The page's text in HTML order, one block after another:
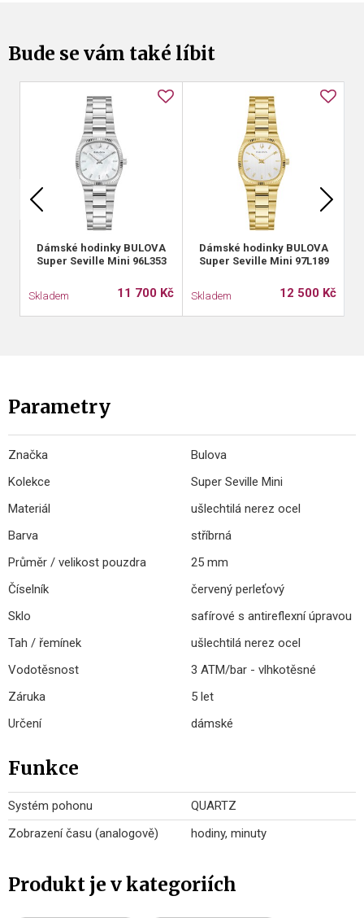
Bude se vám také líbit
Dámské hodinky BULOVA
Super Seville Mini 96L353
Skladem 11 700 Kč
Dámské hodinky BULOVA
Super Seville Mini 97L189
Skladem 12 500 Kč
Parametry
Značka
Bulova
Kolekce
Super Seville Mini
Materiál
ušlechtilá nerez ocel
Barva
stříbrná
Průměr / velikost pouzdra
25 mm
Číselník
červený perleťový
Sklo
safírové s antireflexní úpravou
Tah / řemínek
ušlechtilá nerez ocel
Vodotěsnost
3 ATM/bar - vlhkotěsné
Záruka
5 let
Určení
dámské
Funkce
Systém pohonu
QUARTZ
Zobrazení času (analogově)
hodiny, minuty
Produkt je v kategoriích